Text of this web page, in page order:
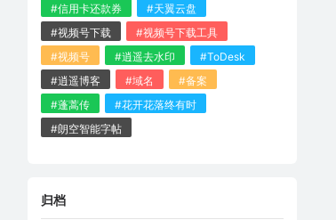
#信用卡还款券
#天翼云盘
#视频号下载
#视频号下载工具
#视频号
#逍遥去水印
#ToDesk
#逍遥博客
#域名
#备案
#蓬蒿传
#花开花落终有时
#朗空智能字帖
归档